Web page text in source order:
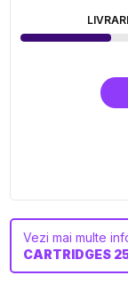
Vezi mai multe
CARTRIDGES